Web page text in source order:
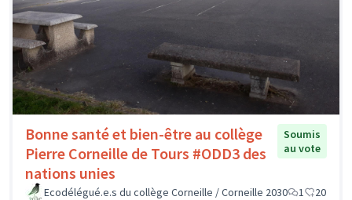
Bonne santé et bien-être au collège
Pierre Corneille de Tours #ODD3 des
nations unies
Soumis
au vote
Ecodélégué.e.s du collège Corneille / Corneille 2030 1 20